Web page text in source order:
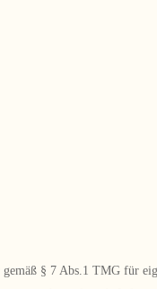
§ 7 Abs.1 TMG für